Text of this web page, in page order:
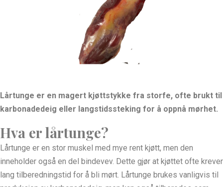
Lårtunge er en magert kjøttstykke fra storfe, ofte brukt til
karbonadedeig eller langstidssteking for å oppnå mørhet.
Hva er lårtunge?
Lårtunge er en stor muskel med mye rent kjøtt, men den
inneholder også en del bindevev. Dette gjør at kjøttet ofte krever
lang tilberedningstid for å bli mørt. Lårtunge brukes vanligvis til